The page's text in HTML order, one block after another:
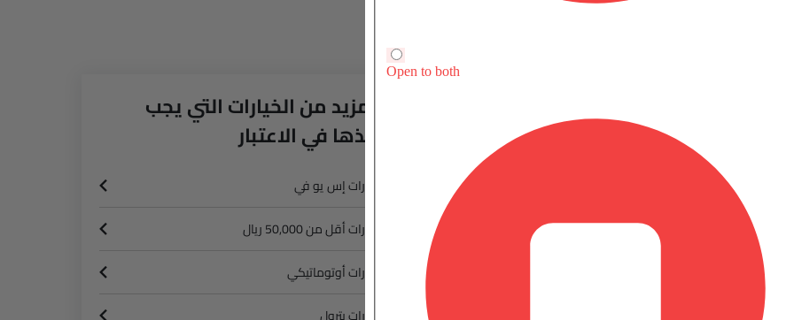
SAR 86,135 -
جيلي سيتي راي كي جي إم كوراندو
المزيد من الخيارات التي يجب
أخذها في الاعتبار
سيارات إس يو في
سيارات أقل من 50,000 ريال
سيارات أوتوماتيكي